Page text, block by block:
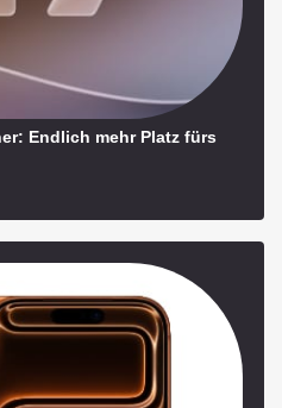
Endlich mehr Platz fürs